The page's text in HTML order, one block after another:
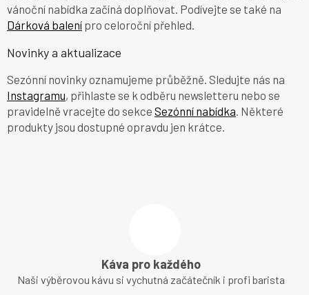
vánoční nabídka začíná doplňovat. Podívejte se také na
Dárková balení pro celoroční přehled.
Novinky a aktualizace
Sezónní novinky oznamujeme průběžně. Sledujte nás na
Instagramu, přihlaste se k odběru newsletteru nebo se
pravidelně vracejte do sekce Sezónní nabídka . Některé
produkty jsou dostupné opravdu jen krátce.
Káva pro každého
Naši výběrovou kávu si vychutná začátečník i profi barista